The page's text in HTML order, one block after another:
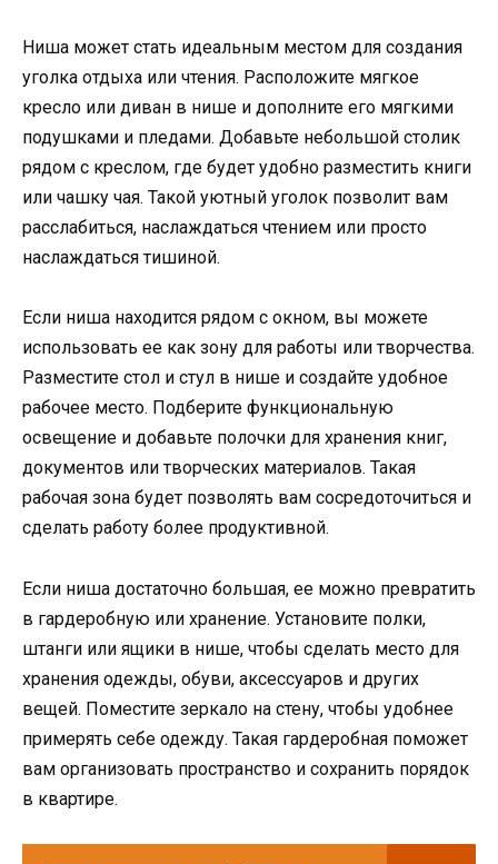
Ниша может стать идеальным местом для создания
уголка отдыха или чтения. Расположите мягкое
кресло или диван в нише и дополните его мягкими
подушками и пледами. Добавьте небольшой столик
рядом с креслом, где будет удобно разместить книги
или чашку чая. Такой уютный уголок позволит вам
расслабиться, наслаждаться чтением или просто
наслаждаться тишиной.
Если ниша находится рядом с окном, вы можете
использовать ее как зону для работы или творчества.
Разместите стол и стул в нише и создайте удобное
рабочее место. Подберите функциональную
освещение и добавьте полочки для хранения книг,
документов или творческих материалов. Такая
рабочая зона будет позволять вам сосредоточиться и
сделать работу более продуктивной.
Если ниша достаточно большая, ее можно превратить
в гардеробную или хранение. Установите полки,
штанги или ящики в нише, чтобы сделать место для
хранения одежды, обуви, аксессуаров и других
вещей. Поместите зеркало на стену, чтобы удобнее
примерять себе одежду. Такая гардеробная поможет
вам организовать пространство и сохранить порядок
в квартире.